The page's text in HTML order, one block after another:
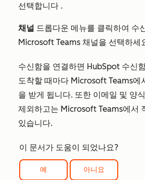
선택합니다 .
채널 드롭다운 메뉴를 클릭하여 수
Microsoft Teams 채널을 선택하세
수신함을 연결하면 HubSpot 수신
도착할 때마다 Microsoft Teams에
을 받게 됩니다. 또한 이메일 및 양
제외하고는 Microsoft Teams에서
있습니다.
이 문서가 도움이 되었나요?
예 아니요